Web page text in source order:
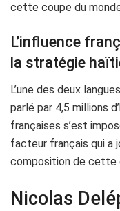
cette coupe du
L’influence
la stratégie
L’une des deux
parlé par 4,5 millions
françaises s’est
facteur français qui a
composition de cette
Nicolas